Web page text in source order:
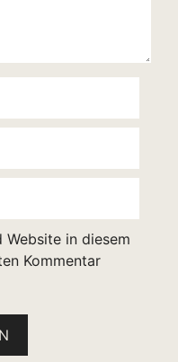
Website in diesem
Kommentar